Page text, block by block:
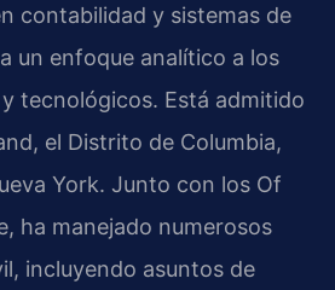
contabilidad y sistemas de
un enfoque analítico a los
tecnológicos. Está admitido
el Distrito de Columbia,
York. Junto con los Of
ha manejado numerosos
incluyendo asuntos de